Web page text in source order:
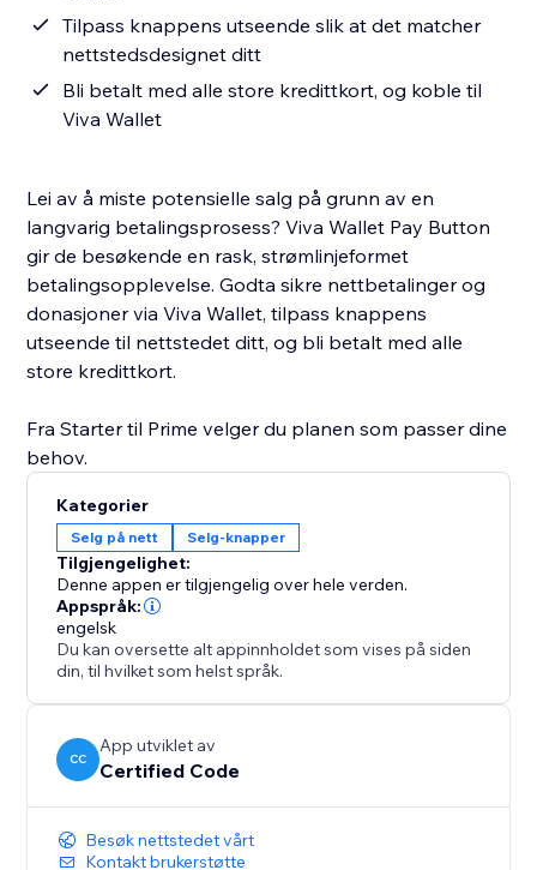
Tilpass knappens utseende slik at det matcher
nettstedsdesignet ditt
Bli betalt med alle store kredittkort, og koble til
Viva Wallet
Lei av å miste potensielle salg på grunn av en
langvarig betalingsprosess? Viva Wallet Pay Button
gir de besøkende en rask, strømlinjeformet
betalingsopplevelse. Godta sikre nettbetalinger og
donasjoner via Viva Wallet, tilpass knappens
utseende til nettstedet ditt, og bli betalt med alle
store kredittkort.
Fra Starter til Prime velger du planen som passer dine
behov.
Kategorier
Selg på nett Selg-knapper
Tilgjengelighet:
Denne appen er tilgjengelig over hele verden.
Appspråk:
engelsk
Du kan oversette alt appinnholdet som vises på siden
din, til hvilket som helst språk.
CC
App utviklet av
Certified Code
Besøk nettstedet vårt
Kontakt brukerstøtte